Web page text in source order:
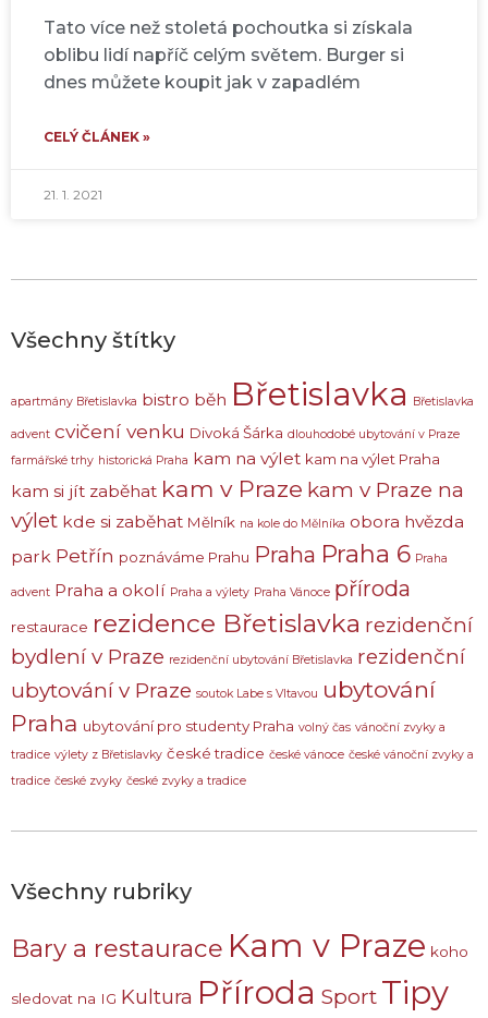
Tato více než stoletá pochoutka si získala
oblibu lidí napříč celým světem. Burger si
dnes můžete koupit jak v zapadlém
CELÝ ČLÁNEK »
21. 1. 2021
Všechny štítky
apartmány Břetislavka bistro běh Břetislavka Břetislavka
advent cvičení venku Divoká Šárka dlouhodobé ubytování v Praze
farmářské trhy historická Praha kam na výlet kam na výlet Praha
kam si jít zaběhat kam v Praze kam v Praze na
výlet kde si zaběhat Mělník na kole do Mělníka obora hvězda
park Petřín poznáváme Prahu Praha Praha 6 Praha
advent Praha a okolí Praha a výlety Praha Vánoce příroda
restaurace rezidence Břetislavka rezidenční
bydlení v Praze rezidenční ubytování Břetislavka rezidenční
ubytování v Praze soutok Labe s Vltavou ubytování
Praha ubytování pro studenty Praha volný čas vánoční zvyky a
tradice výlety z Břetislavky české tradice české vánoce české vánoční zvyky a
tradice české zvyky české zvyky a tradice
Všechny rubriky
Bary a restaurace Kam v Praze koho
sledovat na IG Kultura Příroda Sport Tipy